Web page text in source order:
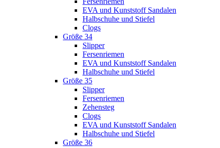
EVA und Kunststoff Sandalen
Halbschuhe und Stiefel
Clogs
Größe 34
Slipper
Fersenriemen
EVA und Kunststoff Sandalen
Halbschuhe und Stiefel
Größe 35
Slipper
Fersenriemen
Zehensteg
Clogs
EVA und Kunststoff Sandalen
Halbschuhe und Stiefel
Größe 36